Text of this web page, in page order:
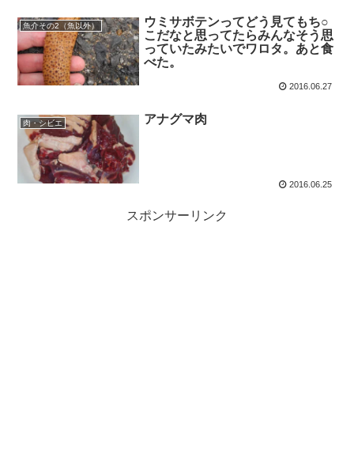
魚介その2（魚以外）
ウミサボテンってどう見てもち○
こだなと思ってたらみんなそう思
っていたみたいでワロタ。あと食
べた。
2016.06.27
肉・シビエ アナグマ肉
2016.06.25
スポンサーリンク